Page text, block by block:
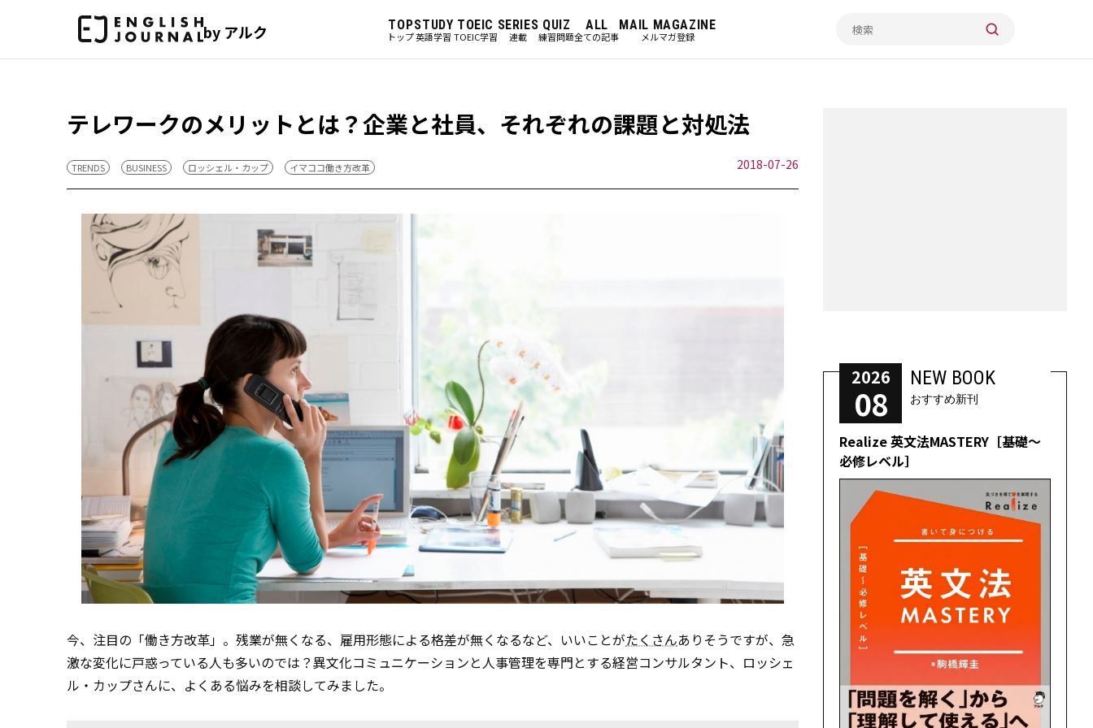
by アルク TOP
トップ
STUDY
英語学習
TOEIC
TOEIC学習
SERIES
連載
QUIZ
練習問題
ALL
全ての記事
MAIL MAGAZINE
メルマガ登録
テレワークのメリットとは？企業と社員、それぞれの課題と対処法
TRENDS BUSINESS ロッシェル・カップ イマココ働き方改革 2018-07-26
今、注目の「働き方改革」。残業が無くなる、雇用形態による格差が無くなるなど、いいことがたくさんありそうですが、急
激な変化に戸惑っている人も多いのでは？異文化コミュニケーションと人事管理を専門とする経営コンサルタント、ロッシェ
ル・カップさんに、よくある悩みを相談してみました。
2026
08
NEW BOOK
おすすめ新刊
Realize 英文法MASTERY［基礎～
必修レベル］